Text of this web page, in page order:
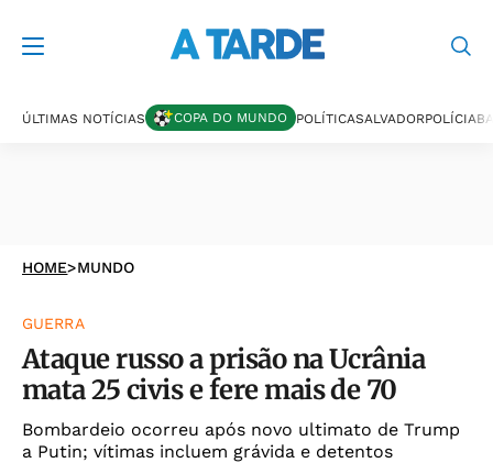
ÚLTIMAS NOTÍCIAS COPA DO MUNDO POLÍTICASALVADORPOLÍCIA
HOME>MUNDO
GUERRA
Ataque russo a prisão na Ucrânia
mata 25 civis e fere mais de 70
Bombardeio ocorreu após novo ultimato de Trump
a Putin; vítimas incluem grávida e detentos